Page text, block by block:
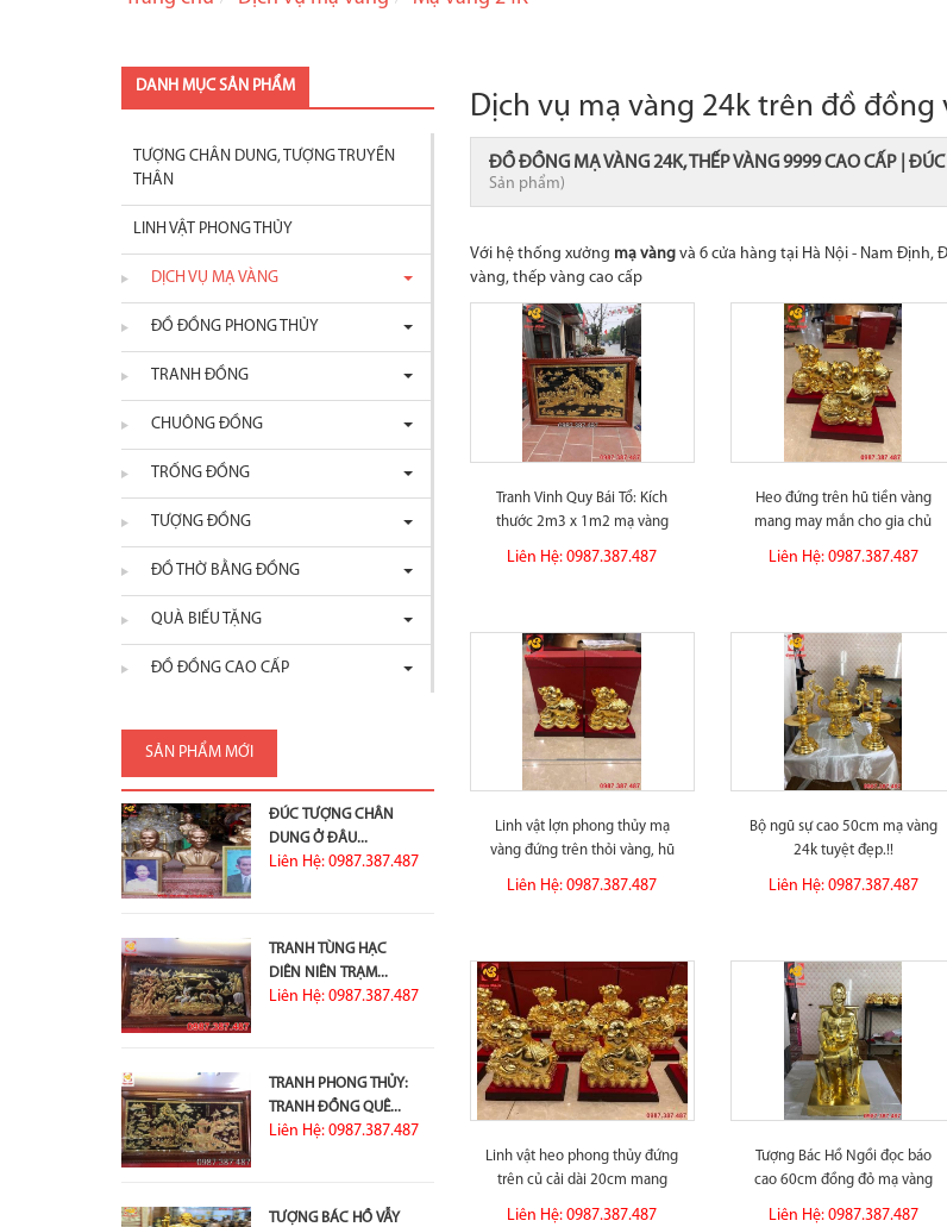
DANH MỤC SẢN PHẨM
TƯỢNG CHÂN DUNG, TƯỢNG TRUYỀN
THÂN
LINH VẬT PHONG THỦY
DỊCH VỤ MẠ VÀNG
ĐỒ ĐỒNG PHONG THỦY
TRANH ĐỒNG
CHUÔNG ĐỒNG
TRỐNG ĐỒNG
TƯỢNG ĐỒNG
ĐỒ THỜ BẰNG ĐỒNG
QUÀ BIẾU TẶNG
ĐỒ ĐỒNG CAO CẤP
SẢN PHẨM MỚI
ĐÚC TƯỢNG CHÂN
DUNG Ở ĐÂU...
Liên Hệ: 0987.387.487
TRANH TÙNG HẠC
DIÊN NIÊN TRẠM...
Liên Hệ: 0987.387.487
TRANH PHONG THỦY:
TRANH ĐỒNG QUÊ...
Liên Hệ: 0987.387.487
TƯỢNG BÁC HỒ VẪY
Dịch vụ mạ vàng 24k trên đồ đồng
ĐỒ ĐỒNG MẠ VÀNG 24K, THẾP VÀNG 9999 CAO CẤP |
Sản phẩm)
Với hệ thống xưởng mạ vàngvà 6 cửa hàng tại Hà Nội - Nam Định,
vàng, thếp vàng cao cấp
Tranh Vinh Quy Bái Tổ: Kích
thước 2m3 x 1m2 mạ vàng
Liên Hệ: 0987.387.487
Heo đứng trên hũ tiền vàng
mang may mắn cho gia chủ
Liên Hệ: 0987.387.487
Linh vật lợn phong thủy mạ
vàng đứng trên thỏi vàng, hũ
Liên Hệ: 0987.387.487
Bộ ngũ sự cao 50cm mạ vàng
24k tuyệt đẹp.!!
Liên Hệ: 0987.387.487
Linh vật heo phong thủy đứng
trên củ cải dài 20cm mang
Liên Hệ: 0987.387.487
Tượng Bác Hồ Ngồi đọc báo
cao 60cm đồng đỏ mạ vàng
Liên Hệ: 0987.387.487